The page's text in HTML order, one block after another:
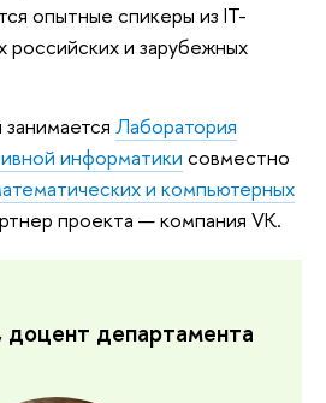
опытные спикеры из IT-
российских и зарубежных
Лаборатория
информатики совместно
и компьютерных
проекта — компания VK.
департамента